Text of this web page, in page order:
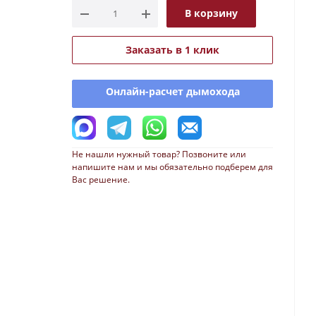
В корзину
Заказать в 1 клик
Онлайн-расчет дымохода
Не нашли нужный товар? Позвоните или
напишите нам и мы обязательно подберем для
Вас решение.